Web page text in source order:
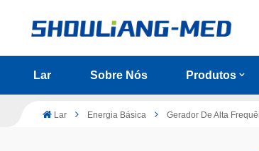
Lar Sobre Nós Produtos
Lar Energia Básica Gerador De Alta